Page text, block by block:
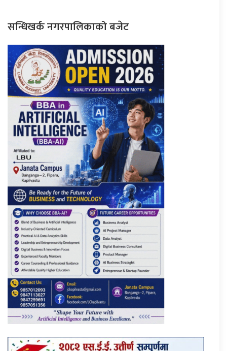
सन्धिखर्क नगरपालिकाको बजेट